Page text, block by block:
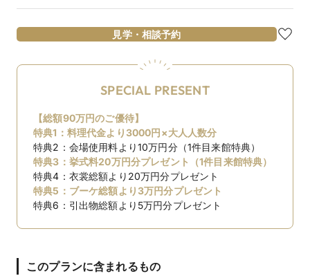
見学・相談予約
SPECIAL PRESENT
【総額90万円のご優待】
特典1：料理代金より3000円×大人人数分
特典2：会場使用料より10万円分（1件目来館特典）
特典3：挙式料20万円分プレゼント（1件目来館特典）
特典4：衣裳総額より20万円分プレゼント
特典5：ブーケ総額より3万円分プレゼント
特典6：引出物総額より5万円分プレゼント
このプランに含まれるもの